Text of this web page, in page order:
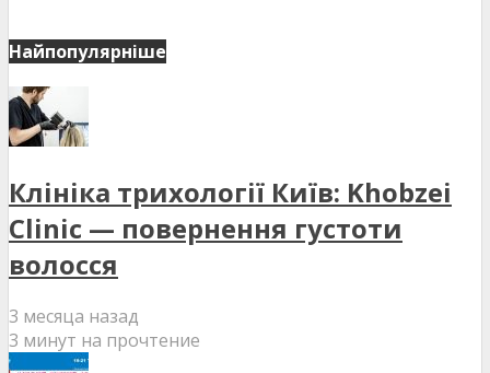
Найпопулярніше
Клініка трихології Київ: Khobzei
Clinic — повернення густоти
волосся
3 месяца назад
3 минут на прочтение